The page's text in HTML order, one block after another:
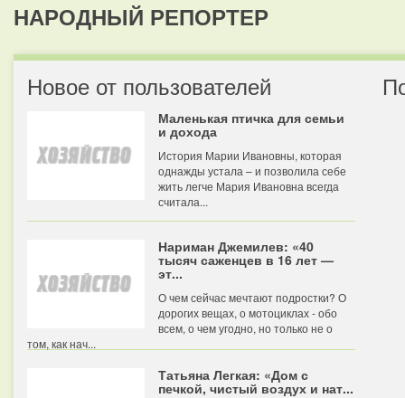
НАРОДНЫЙ РЕПОРТЕР
Новое от пользователей
Маленькая птичка для семьи
и дохода
История Марии Ивановны, которая
однажды устала – и позволила себе
жить легче Мария Ивановна всегда
считала...
Нариман Джемилев: «40
тысяч саженцев в 16 лет —
эт...
О чем сейчас мечтают подростки? О
дорогих вещах, о мотоциклах - обо
всем, о чем угодно, но только не о
том, как нач...
Татьяна Легкая: «Дом с
печкой, чистый воздух и нат...